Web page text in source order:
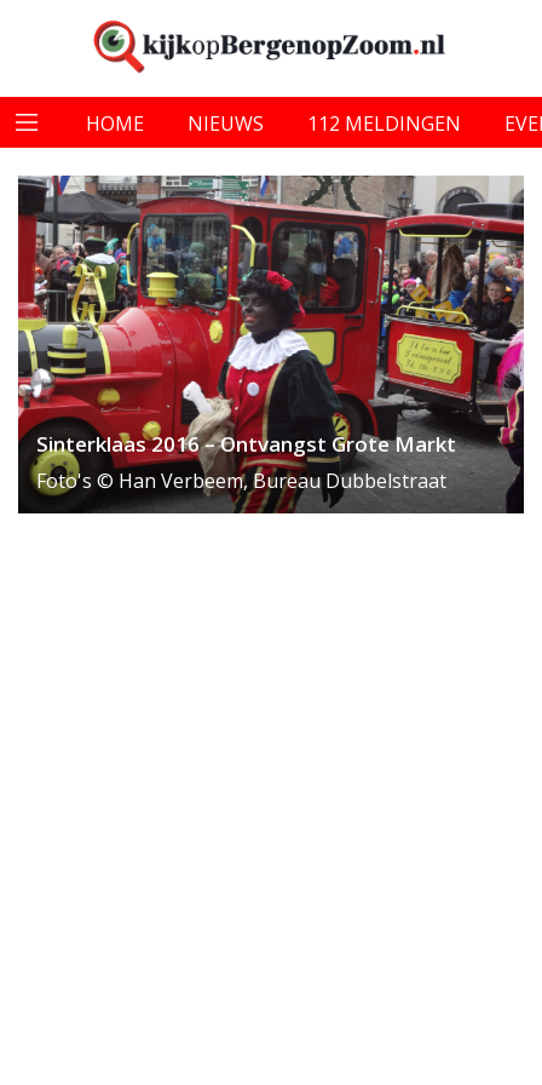
HOME NIEUWS 112 MELDINGEN
Sinterklaas 2016 – Ontvangst Grote Markt
Foto's © Han Verbeem, Bureau Dubbelstraat